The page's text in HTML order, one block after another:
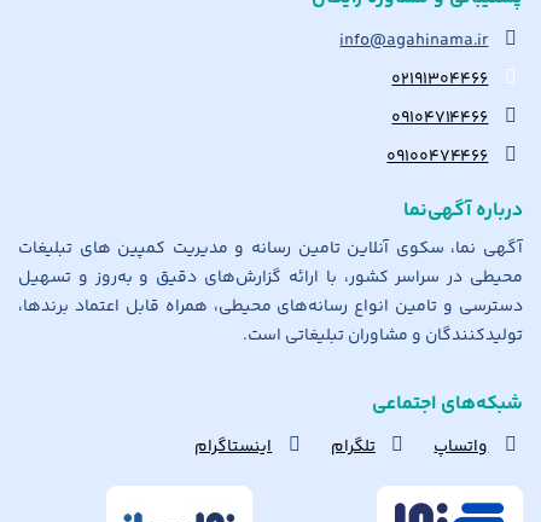
info@agahinama.ir
۰۲۱۹۱۳۰۴۴۶۶
۰۹۱۰۴۷۱۴۴۶۶
۰۹۱۰۰۴۷۴۴۶۶
درباره آگهی‌نما
آگهی نما، سکوی آنلاین تامین رسانه و مدیریت کمپین های تبلیغات
محیطی در سراسر کشور، با ارائه گزارش‌های دقیق و به‌روز و تسهیل
دسترسی و تامین انواع رسانه‌های محیطی، همراه قابل اعتماد برندها،
تولیدکنندگان و مشاوران تبلیغاتی است.
شبکه‌های اجتماعی
واتساپ تلگرام اینستاگرام